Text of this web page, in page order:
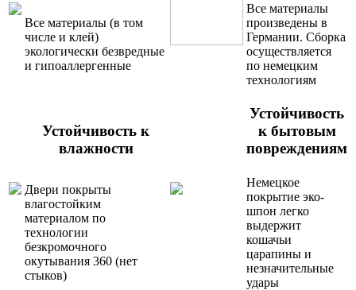
Все материалы (в том
числе и клей)
экологически безвредные
и гипоаллергенные
Все материалы
произведены в
Германии. Сборка
осуществляется
по немецким
технологиям
Устойчивость к
влажности
Устойчивость
к бытовым
повреждениям
Двери покрыты
влагостойким
материалом по
технологии
безкромочного
окутывания 360 (нет
стыков)
Немецкое
покрытие эко-
шпон легко
выдержит
кошачьи
царапины и
незначительные
удары